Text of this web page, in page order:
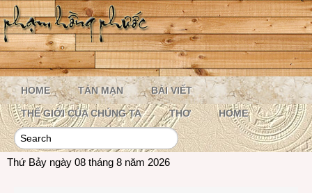
HOME TẢN MẠN BÀI VIẾT
THẾ GIỚI CỦA CHÚNG TA THƠ HOME
Thứ Bảy ngày 08 tháng 8 năm 2026